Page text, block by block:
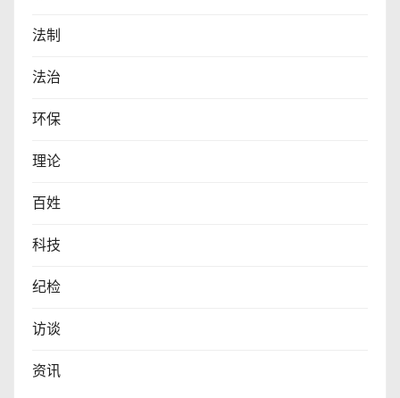
法制
法治
环保
理论
百姓
科技
纪检
访谈
资讯